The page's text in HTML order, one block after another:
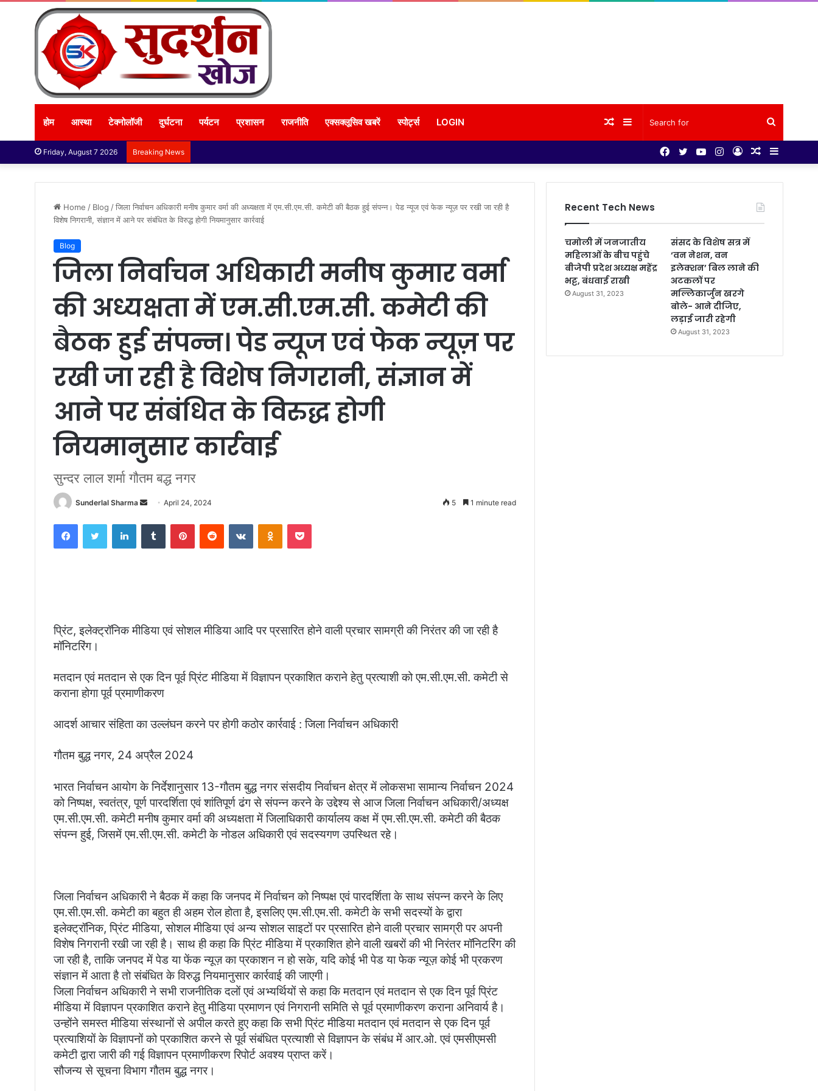
होम आस्था टेक्नोलॉजी दुर्घटना पर्यटन प्रशासन राजनीति एक्सक्लूसिव खबरें स्पोर्ट्स LOGIN
for
Sidebar
Random
Friday, August 7 2026 Breaking News Sidebar
Random
Log
Instagram
YouTube
Twitter
Facebook
Home / Blog /जिला निर्वाचन अधिकारी मनीष कुमार वर्मा की अध्यक्षता में एम.सी.एम.सी. कमेटी की बैठक हुई संपन्न। पेड न्यूज एवं फेक न्यूज़ पर रखी जा रही है
विशेष निगरानी, संज्ञान में आने पर संबंधित के विरुद्ध होगी नियमानुसार कार्रवाई
Blog
जिला निर्वाचन अधिकारी मनीष कुमार वर्मा
की अध्यक्षता में एम.सी.एम.सी. कमेटी की
बैठक हुई संपन्न। पेड न्यूज एवं फेक न्यूज़ पर
रखी जा रही है विशेष निगरानी, संज्ञान में
आने पर संबंधित के विरुद्ध होगी
नियमानुसार कार्रवाई
सुन्दर लाल शर्मा गौतम बद्ध नगर
Sunderlal Sharma
Send
email
April 24, 2024 5 1 minute read
FacebookTwitter LinkedInTumblr PinterestReddit VKontakteOdnoklassniki
Pocket
प्रिंट, इलेक्ट्रॉनिक मीडिया एवं सोशल मीडिया आदि पर प्रसारित होने वाली प्रचार सामग्री की निरंतर की जा रही है
मॉनिटरिंग।
मतदान एवं मतदान से एक दिन पूर्व प्रिंट मीडिया में विज्ञापन प्रकाशित कराने हेतु प्रत्याशी को एम.सी.एम.सी. कमेटी से
कराना होगा पूर्व प्रमाणीकरण
आदर्श आचार संहिता का उल्लंघन करने पर होगी कठोर कार्रवाई : जिला निर्वाचन अधिकारी
गौतम बुद्ध नगर, 24 अप्रैल 2024
भारत निर्वाचन आयोग के निर्देशानुसार 13-गौतम बुद्ध नगर संसदीय निर्वाचन क्षेत्र में लोकसभा सामान्य निर्वाचन 2024
को निष्पक्ष, स्वतंत्र, पूर्ण पारदर्शिता एवं शांतिपूर्ण ढंग से संपन्न करने के उद्देश्य से आज जिला निर्वाचन अधिकारी/अध्यक्ष
एम.सी.एम.सी. कमेटी मनीष कुमार वर्मा की अध्यक्षता में जिलाधिकारी कार्यालय कक्ष में एम.सी.एम.सी. कमेटी की बैठक
संपन्न हुई, जिसमें एम.सी.एम.सी. कमेटी के नोडल अधिकारी एवं सदस्यगण उपस्थित रहे।
जिला निर्वाचन अधिकारी ने बैठक में कहा कि जनपद में निर्वाचन को निष्पक्ष एवं पारदर्शिता के साथ संपन्न करने के लिए
एम.सी.एम.सी. कमेटी का बहुत ही अहम रोल होता है, इसलिए एम.सी.एम.सी. कमेटी के सभी सदस्यों के द्वारा
इलेक्ट्रॉनिक, प्रिंट मीडिया, सोशल मीडिया एवं अन्य सोशल साइटों पर प्रसारित होने वाली प्रचार सामग्री पर अपनी
विशेष निगरानी रखी जा रही है। साथ ही कहा कि प्रिंट मीडिया में प्रकाशित होने वाली खबरों की भी निरंतर मॉनिटरिंग की
जा रही है, ताकि जनपद में पेड या फेंक न्यूज़ का प्रकाशन न हो सके, यदि कोई भी पेड या फेक न्यूज़ कोई भी प्रकरण
संज्ञान में आता है तो संबंधित के विरुद्ध नियमानुसार कार्रवाई की जाएगी।
जिला निर्वाचन अधिकारी ने सभी राजनीतिक दलों एवं अभ्यर्थियों से कहा कि मतदान एवं मतदान से एक दिन पूर्व प्रिंट
मीडिया में विज्ञापन प्रकाशित कराने हेतु मीडिया प्रमाणन एवं निगरानी समिति से पूर्व प्रमाणीकरण कराना अनिवार्य है।
उन्होंने समस्त मीडिया संस्थानों से अपील करते हुए कहा कि सभी प्रिंट मीडिया मतदान एवं मतदान से एक दिन पूर्व
प्रत्याशियों के विज्ञापनों को प्रकाशित करने से पूर्व संबंधित प्रत्याशी से विज्ञापन के संबंध में आर.ओ. एवं एमसीएमसी
कमेटी द्वारा जारी की गई विज्ञापन प्रमाणीकरण रिपोर्ट अवश्य प्राप्त करें।
सौजन्य से सूचना विभाग गौतम बुद्ध नगर।
Recent Tech News
चमोली में जनजातीय
महिलाओं के बीच पहुंचे
बीजेपी प्रदेश अध्यक्ष महेंद्र
भट्ट, बंधवाई राखी
August 31, 2023
संसद के विशेष सत्र में
‘वन नेशन, वन
इलेक्शन’ बिल लाने की
अटकलों पर
मल्लिकार्जुन खरगे
बोले- आने दीजिए,
लड़ाई जारी रहेगी
August 31, 2023